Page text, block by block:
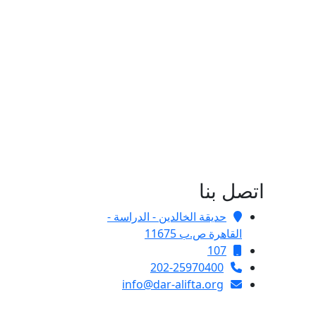
اتصل بنا
حديقة الخالدين - الدراسة -
القاهرة ص.ب 11675
107
202-25970400
info@dar-alifta.org